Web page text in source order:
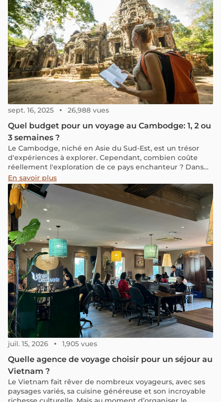
sept. 16, 2025 26,988 vues
Quel budget pour un voyage au Cambodge: 1, 2 ou
3 semaines ?
Le Cambodge, niché en Asie du Sud-Est, est un trésor
d'expériences à explorer. Cependant, combien coûte
réellement l'exploration de ce pays enchanteur ? Dans
cet article, nous vous offrirons un aperçu complet des
divers éléments à prendre en compte pour estimer le
coût d'un voyage au Cambodge en fonction de sa durée.
En savoir plus
juil. 15, 2026 1,905 vues
Quelle agence de voyage choisir pour un séjour au
Vietnam ?
Le Vietnam fait rêver de nombreux voyageurs, avec ses
paysages variés, sa cuisine généreuse et son incroyable